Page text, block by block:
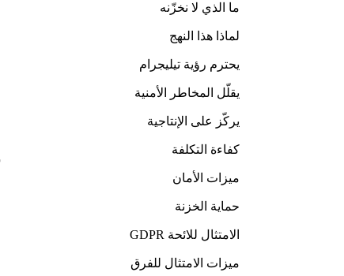
ما الذي لا نخزّنه
لماذا هذا النهج
يحترم رؤية تيليجرام
يقلّل المخاطر الأمنية
يركّز على الإنتاجية
كفاءة التكلفة
ميزات الأمان
حماية الخزنة
الامتثال للائحة GDPR
ميزات الامتثال للفرق